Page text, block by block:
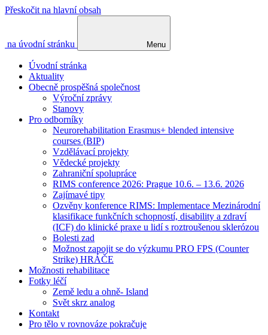
Přeskočit na hlavní obsah
na úvodní stránku Menu
Úvodní stránka
Aktuality
Obecně prospěšná společnost
Výroční zprávy
Stanovy
Pro odborníky
Neurorehabilitation Erasmus+ blended intensive
courses (BIP)
Vzdělávací projekty
Vědecké projekty
Zahraniční spolupráce
RIMS conference 2026: Prague 10.6. – 13.6. 2026
Zajímavé tipy
Ozvěny konference RIMS: Implementace Mezinárodní
klasifikace funkčních schopností, disability a zdraví
(ICF) do klinické praxe u lidí s roztroušenou sklerózou
Bolesti zad
Možnost zapojit se do výzkumu PRO FPS (Counter
Strike) HRÁČE
Možnosti rehabilitace
Fotky léčí
Země ledu a ohně- Island
Svět skrz analog
Kontakt
Pro tělo v rovnováze pokračuje